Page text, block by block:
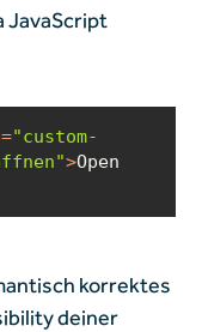
JavaScript
="custom-
>Open
korrektes
deiner